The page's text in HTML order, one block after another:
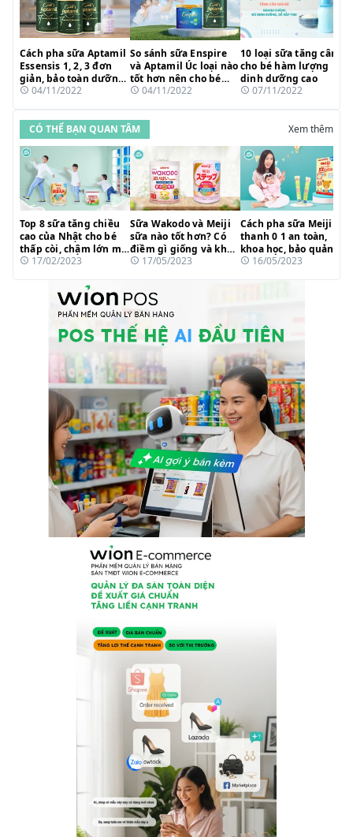
Cách pha sữa Aptamil
Essensis 1, 2, 3 đơn
giản, bảo toàn dưỡng
chất04/11/2022
So sánh sữa Enspire
và Aptamil Úc loại nào
tốt hơn nên cho bé
uống?
04/11/2022
10 loại sữa tăng cân
cho bé hàm lượng
dinh dưỡng cao
07/11/2022
CÓ THỂ BẠN QUAN TÂM Xem thêm
Top 8 sữa tăng chiều
cao của Nhật cho bé
thấp còi, chậm lớn mẹ
tin dùng 2023
17/02/2023
Sữa Wakodo và Meiji
sữa nào tốt hơn? Có
điềm gì giống và khác
nhau?
17/05/2023
Cách pha sữa Meiji
thanh 0 1 an toàn,
khoa học, bảo quản
dưỡng chất
16/05/2023